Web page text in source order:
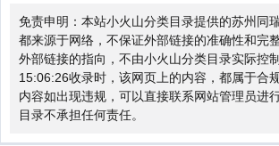
免责申明：本站小火山分类目录提供的苏州同
都来源于网络，不保证外部链接的准确性和完
外部链接的指向，不由小火山分类目录实际控
15:06:26收录时，该网页上的内容，都属于合
内容如出现违规，可以直接联系网站管理员进
目录不承担任何责任。